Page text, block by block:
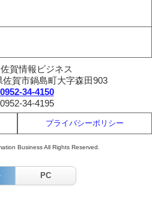
賀情報ビジネス
佐賀市鍋島町大字森田903
0952-34-4150
34-4195
プライバシーポリシー
Business All Rights Reserved.
PC